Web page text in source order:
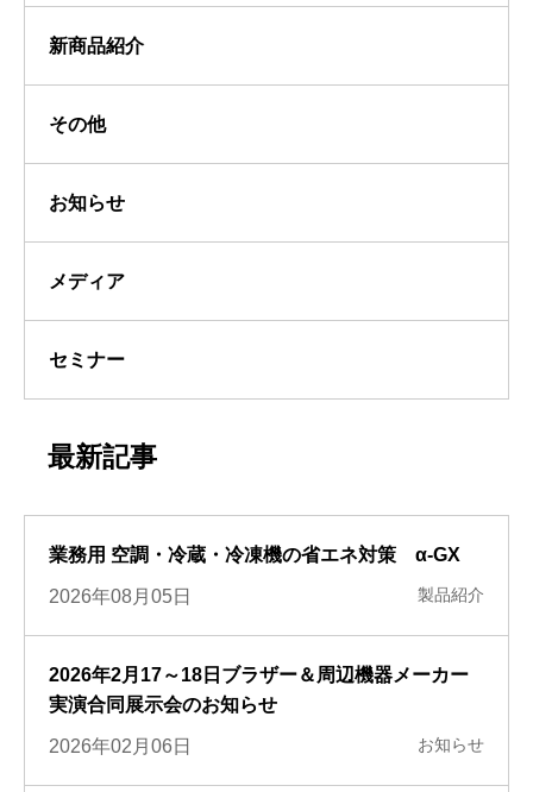
新商品紹介
その他
お知らせ
メディア
セミナー
最新記事
業務用 空調・冷蔵・冷凍機の省エネ対策 α-GX
2026年08月05日 製品紹介
2026年2月17～18日ブラザー＆周辺機器メーカー
実演合同展示会のお知らせ
2026年02月06日 お知らせ